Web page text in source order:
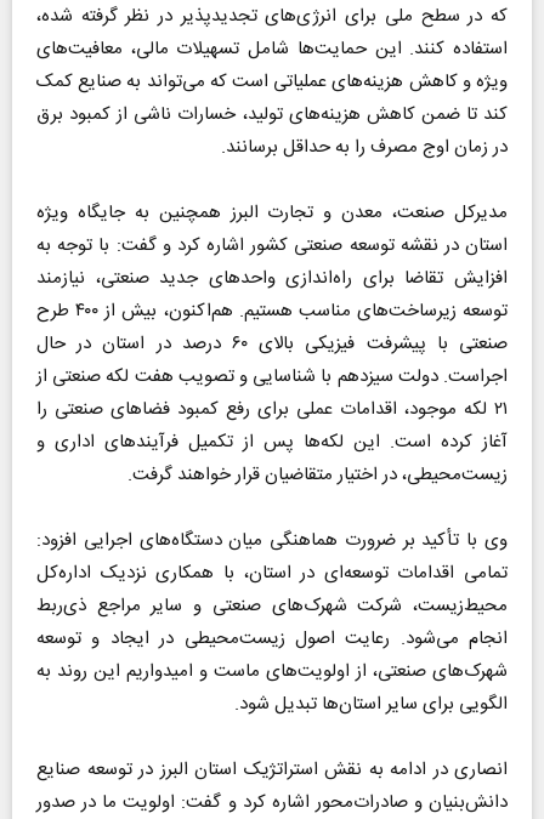
که در سطح ملی برای انرژی‌های تجدیدپذیر در نظر گرفته شده،
استفاده کنند. این حمایت‌ها شامل تسهیلات مالی، معافیت‌های
ویژه و کاهش هزینه‌های عملیاتی است که می‌تواند به صنایع کمک
کند تا ضمن کاهش هزینه‌های تولید، خسارات ناشی از کمبود برق
در زمان اوج مصرف را به حداقل برسانند.
مدیرکل صنعت، معدن و تجارت البرز همچنین به جایگاه ویژه
استان در نقشه توسعه صنعتی کشور اشاره کرد و گفت: با توجه به
افزایش تقاضا برای راه‌اندازی واحد‌های جدید صنعتی، نیازمند
توسعه زیرساخت‌های مناسب هستیم. هم‌اکنون، بیش از ۴۰۰ طرح
صنعتی با پیشرفت فیزیکی بالای ۶۰ درصد در استان در حال
اجراست. دولت سیزدهم با شناسایی و تصویب هفت لکه صنعتی از
۲۱ لکه موجود، اقدامات عملی برای رفع کمبود فضا‌های صنعتی را
آغاز کرده است. این لکه‌ها پس از تکمیل فرآیند‌های اداری و
زیست‌محیطی، در اختیار متقاضیان قرار خواهند گرفت.
وی با تأکید بر ضرورت هماهنگی میان دستگاه‌های اجرایی افزود:
تمامی اقدامات توسعه‌ای در استان، با همکاری نزدیک اداره‌کل
محیط‌زیست، شرکت شهرک‌های صنعتی و سایر مراجع ذی‌ربط
انجام می‌شود. رعایت اصول زیست‌محیطی در ایجاد و توسعه
شهرک‌های صنعتی، از اولویت‌های ماست و امیدواریم این روند به
الگویی برای سایر استان‌ها تبدیل شود.
انصاری در ادامه به نقش استراتژیک استان البرز در توسعه صنایع
دانش‌بنیان و صادرات‌محور اشاره کرد و گفت: اولویت ما در صدور